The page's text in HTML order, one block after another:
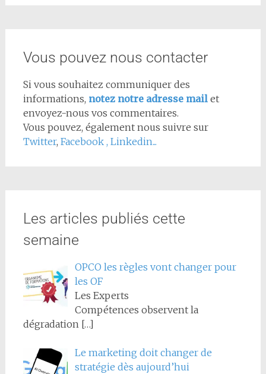
Vous pouvez nous contacter
Si vous souhaitez communiquer des
informations, notez notre adresse mail et
envoyez-nous vos commentaires.
Vous pouvez, également nous suivre sur
Twitter, Facebook , Linkedin...
Les articles publiés cette
semaine
OPCO les règles vont changer pour
les OF
Les Experts
Compétences observent la
dégradation […]
Le marketing doit changer de
stratégie dès aujourd’hui